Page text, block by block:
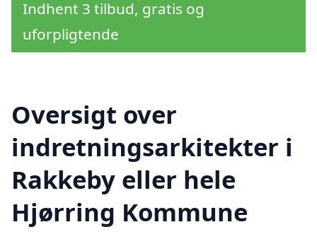
Indhent 3 tilbud, gratis og
uforpligtende
Oversigt over
indretningsarkitekter i
Rakkeby eller hele
Hjørring Kommune